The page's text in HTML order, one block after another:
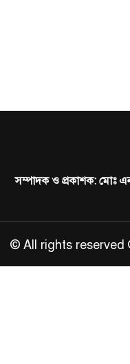
সম্পাদক ও প্রকাশক: মোঃ
© All rights reserved